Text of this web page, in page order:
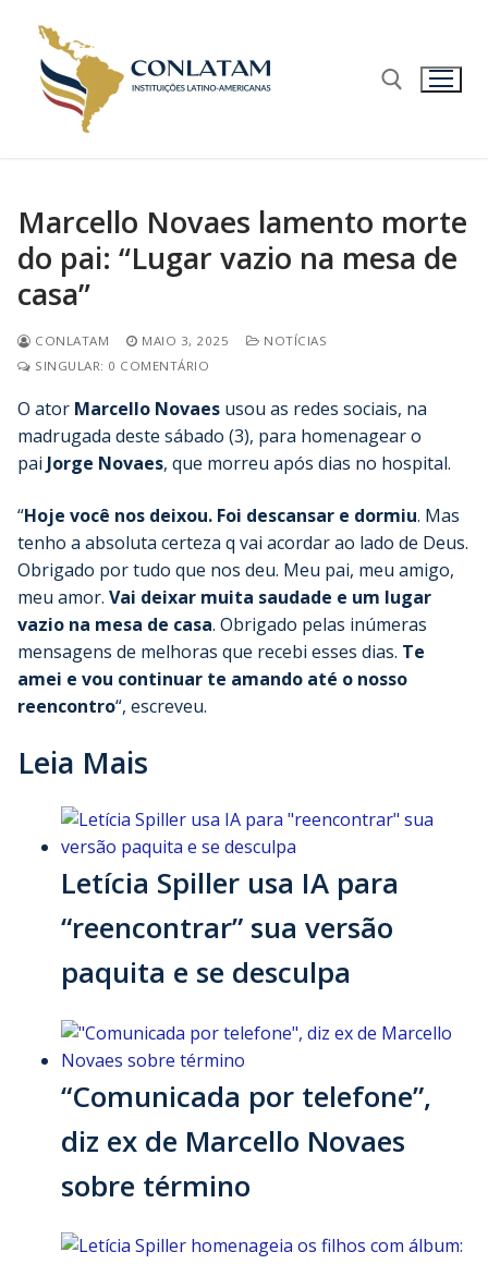
Marcello Novaes lamento morte
do pai: “Lugar vazio na mesa de
casa”
CONLATAM MAIO 3, 2025
NOTÍCIAS
SINGULAR: 0 COMENTÁRIO
O ator Marcello Novaes usou as redes sociais, na
madrugada deste sábado (3), para homenagear o
pai Jorge Novaes, que morreu após dias no hospital.
“Hoje você nos deixou. Foi descansar e dormiu. Mas
tenho a absoluta certeza q vai acordar ao lado de Deus.
Obrigado por tudo que nos deu. Meu pai, meu amigo,
meu amor. Vai deixar muita saudade e um lugar
vazio na mesa de casa. Obrigado pelas inúmeras
mensagens de melhoras que recebi esses dias. Te
amei e vou continuar te amando até o nosso
reencontro“, escreveu.
Leia Mais
Letícia Spiller usa IA para
“reencontrar” sua versão
paquita e se desculpa
“Comunicada por telefone”,
diz ex de Marcello Novaes
sobre término